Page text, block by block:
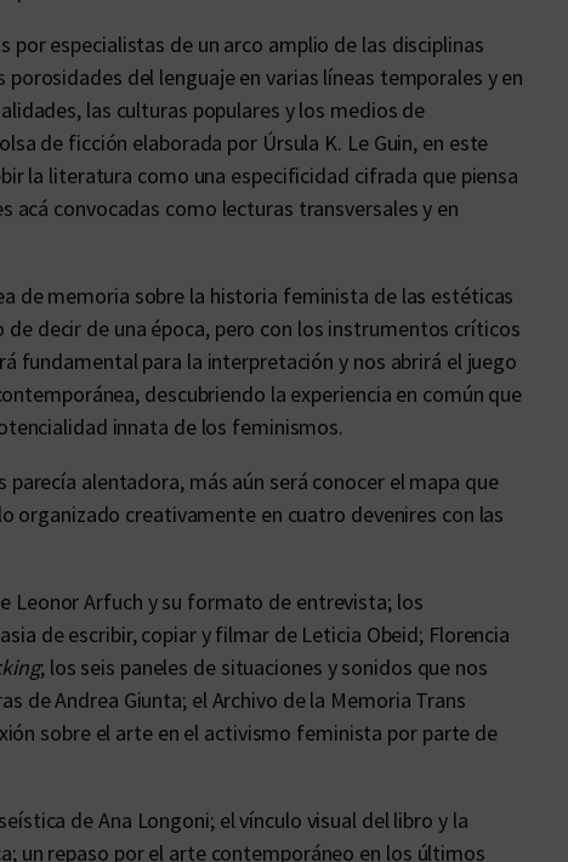
por especialistas de un arco amplio de las disciplinas
del lenguaje en varias líneas temporales y en
las culturas populares y los medios de
de ficción elaborada por Úrsula K. Le Guin, en este
la literatura como una especificidad cifrada que piensa
acá convocadas como lecturas transversales y en
de memoria sobre la historia feminista de las estéticas
decir de una época, pero con los instrumentos críticos
fundamental para la interpretación y nos abrirá el juego
descubriendo la experiencia en común que
innata de los feminismos.
alentadora, más aún será conocer el mapa que
creativamente en cuatro devenires con las
Leonor Arfuch y su formato de entrevista; los
de escribir, copiar y filmar de Leticia Obeid; Florencia
; los seis paneles de situaciones y sonidos que nos
de Andrea Giunta; el Archivo de la Memoria Trans
sobre el arte en el activismo feminista por parte de
de Ana Longoni; el vínculo visual del libro y la
un repaso por el arte contemporáneo en los últimos